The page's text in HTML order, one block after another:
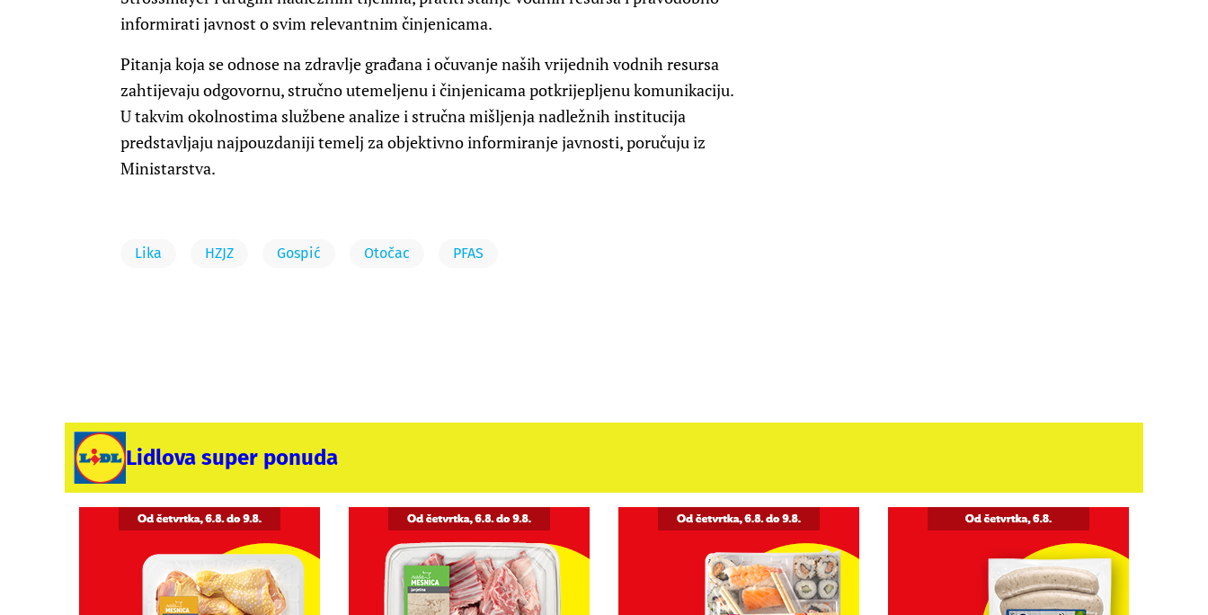
informirati javnost o svim relevantnim činjenicama.
Pitanja koja se odnose na zdravlje građana i očuvanje naših vrijednih vodnih resursa
zahtijevaju odgovornu, stručno utemeljenu i činjenicama potkrijepljenu komunikaciju.
U takvim okolnostima službene analize i stručna mišljenja nadležnih institucija
predstavljaju najpouzdaniji temelj za objektivno informiranje javnosti, poručuju iz
Ministarstva.
Lika HZJZ Gospić Otočac PFAS
Lidlova super ponuda